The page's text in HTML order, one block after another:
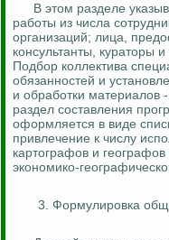
В этом разделе
работы из числа
организаций; лица,
консультанты, кураторы
Подбор коллектива
обязанностей и
и обработки материалов
раздел составления
оформляется в виде
привлечение к числу
картографов и
экономико-
3. Формулировка